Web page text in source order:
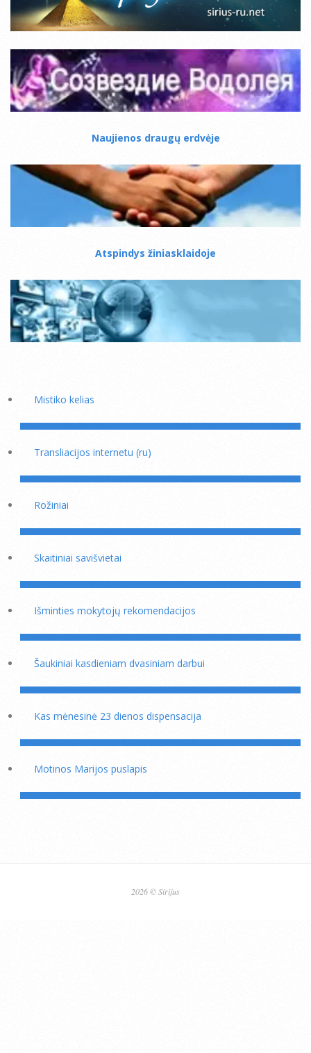
Naujienos draugų erdvėje
Atspindys žiniasklaidoje
Mistiko kelias
Transliacijos internetu (ru)
Rožiniai
Skaitiniai savišvietai
Išminties mokytojų rekomendacijos
Šaukiniai kasdieniam dvasiniam darbui
Kas mėnesinė 23 dienos dispensacija
Motinos Marijos puslapis
2026 © Sirijus